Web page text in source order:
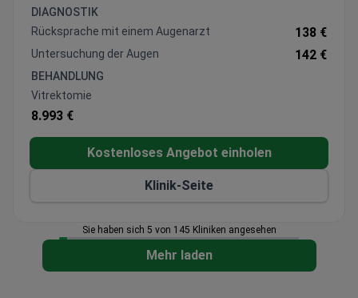
Verwendet Alcon-Intraokularlinsen und modernste
Phako-Geräte
24/7-Augenheilkundedienste mit spezialisierten
Chirurgen sind Mitglieder der AAO, EVRS und
anderer Fachgesellschaften
DIAGNOSTIK
Rücksprache mit einem Augenarzt
138 €
Untersuchung der Augen 142 €
BEHANDLUNG
Vitrektomie
8.993 €
Kostenloses Angebot einholen
Klinik-Seite
Sie haben sich 5 von 145 Kliniken angesehen
Mehr laden